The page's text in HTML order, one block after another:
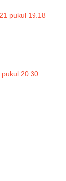
pukul 19.18
20.30